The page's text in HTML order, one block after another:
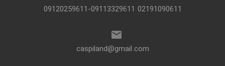
02191090611 09120259611-09113329611
caspiland@gmail.com